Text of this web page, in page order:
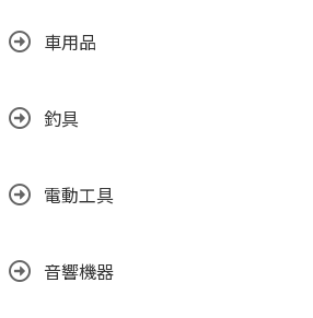
車用品
釣具
電動工具
音響機器